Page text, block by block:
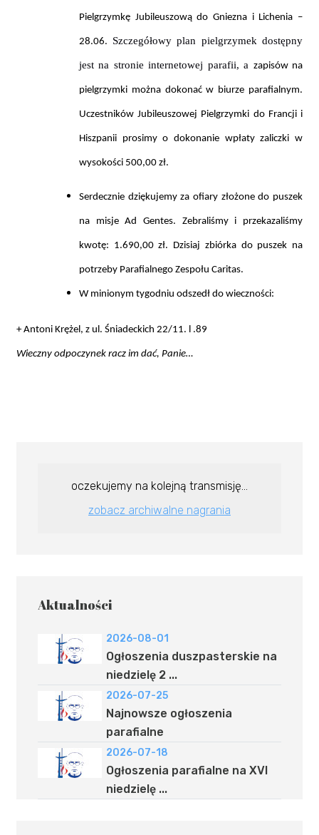
Pielgrzymkę Jubileuszową do Gniezna i Lichenia –
28.06. Szczegółowy plan pielgrzymek dostępny
jest na stronie internetowej parafii, a zapisów na
pielgrzymki można dokonać w biurze parafialnym.
UczestnikówJubileuszowej Pielgrzymki do Francji i
Hiszpanii prosimy o dokonanie wpłatyzaliczki w
wysokości 500,00 zł.
Serdecznie dziękujemy za ofiary złożone do puszek
na misje Ad Gentes. Zebraliśmy i przekazaliśmy
kwotę: 1.690,00 zł. Dzisiaj zbiórka do puszek na
potrzeby Parafialnego Zespołu Caritas.
W minionym tygodniu odszedł do wieczności:
+ Antoni Krężel, z ul. Śniadeckich 22/11. l .89
Wieczny odpoczynek racz im dać, Panie…
oczekujemy na kolejną transmisję...
zobacz archiwalne nagrania
Aktualności
2026-08-01
Ogłoszenia duszpasterskie na
niedzielę 2 ...
2026-07-25
Najnowsze ogłoszenia
parafialne
2026-07-18
Ogłoszenia parafialne na XVI
niedzielę ...